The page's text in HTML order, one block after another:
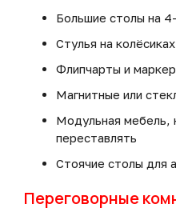
Большие столы на
Стулья на
Флипчарты и
Магнитные или
Модульная мебель,
переставлять
Стоячие столы для
Переговорные